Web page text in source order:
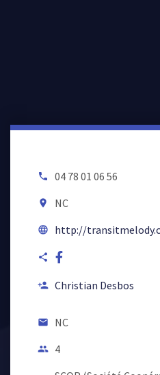
local_phone 04 78 01 06 56
room NC
language http://
share
person_add Christian Desbos
email NC
people 4